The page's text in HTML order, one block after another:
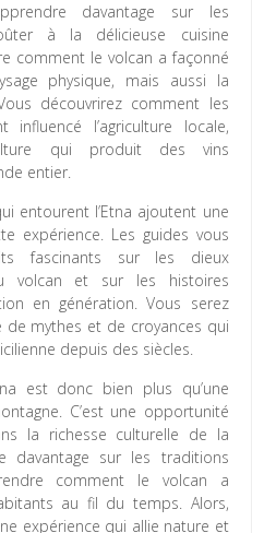
davantage sur les
à la délicieuse cuisine
comment le volcan a façonné
physique, mais aussi la
découvrirez comment les
influencé l’agriculture locale,
qui produit des vins
entier.
entourent l’Etna ajoutent une
expérience. Les guides vous
fascinants sur les dieux
volcan et sur les histoires
en génération. Vous serez
mythes et de croyances qui
depuis des siècles.
est donc bien plus qu’une
C’est une opportunité
la richesse culturelle de la
davantage sur les traditions
comment le volcan a
au fil du temps. Alors,
expérience qui allie nature et